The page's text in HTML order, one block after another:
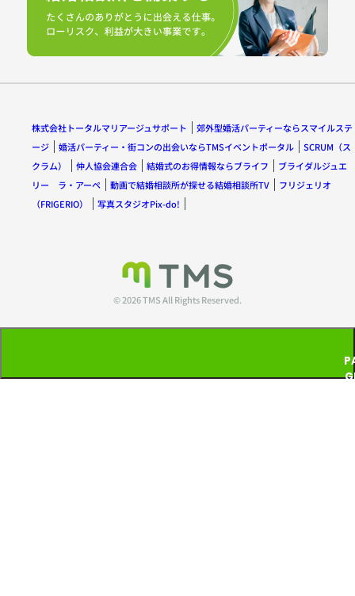
株式会社トータルマリアージュサポート
郊外型婚活パーティーならスマイルステ
ージ
婚活パーティー・街コンの出会いならTMSイベントポータル
SCRUM（ス
クラム）
仲人協会連合会 結婚式のお得情報ならブライフ
ブライダルジュエ
リー ラ・アーペ
動画で結婚相談所が探せる結婚相談所TV
フリジェリオ
（FRIGERIO）
写真スタジオPix-do!
© 2026 TMS All Rights Reserved.